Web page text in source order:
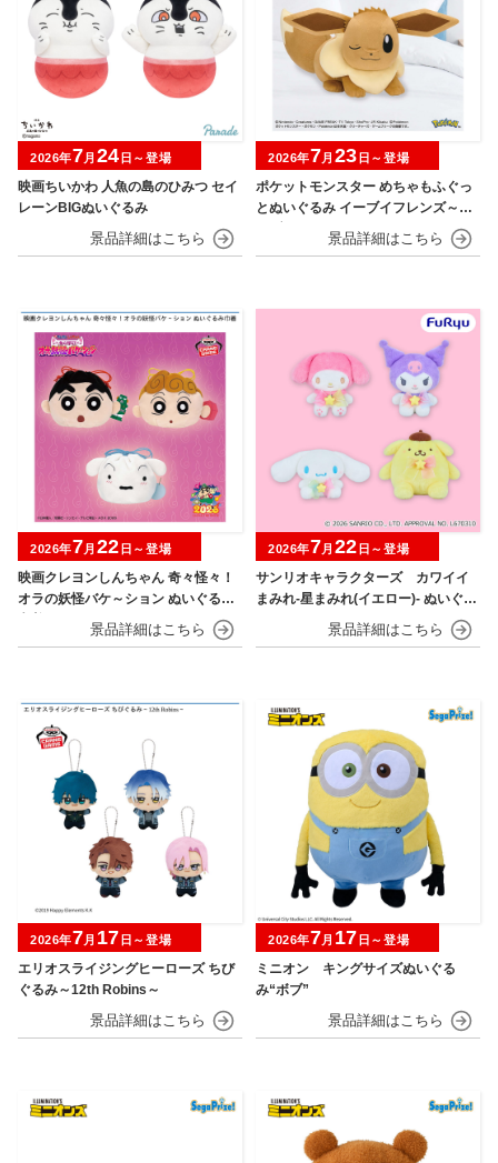
映画ちいかわ 人魚の島のひみつ セイ
レーンBIGぬいぐるみ
2026年7月 24 日～登場
ポケットモンスター めちゃもふぐっ
とぬいぐるみ イーブイフレンズ～イ
ーブイ～おひるねver.
2026年7月 23 日～登場
映画クレヨンしんちゃん 奇々怪々！
オラの妖怪バケ～ション ぬいぐるみ
2026年7月 22 日～登場
サンリオキャラクターズ カワイイ
まみれ-星まみれ(イエロー)- ぬいぐる
2026年7月 22 日～登場
エリオスライジングヒーローズ ちび
ぐるみ～12th Robins～
2026年7月 17 日～登場
ミニオン キングサイズぬいぐる
み“ボブ”
2026年7月 17 日～登場